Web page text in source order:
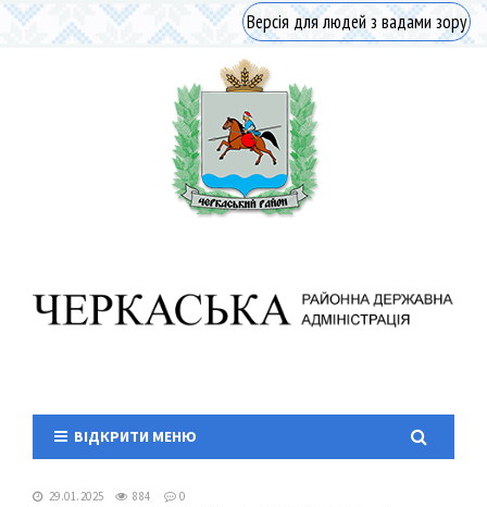
Версія для людей з вадами зору
ВІДКРИТИ МЕНЮ
29.01.2025 884
0